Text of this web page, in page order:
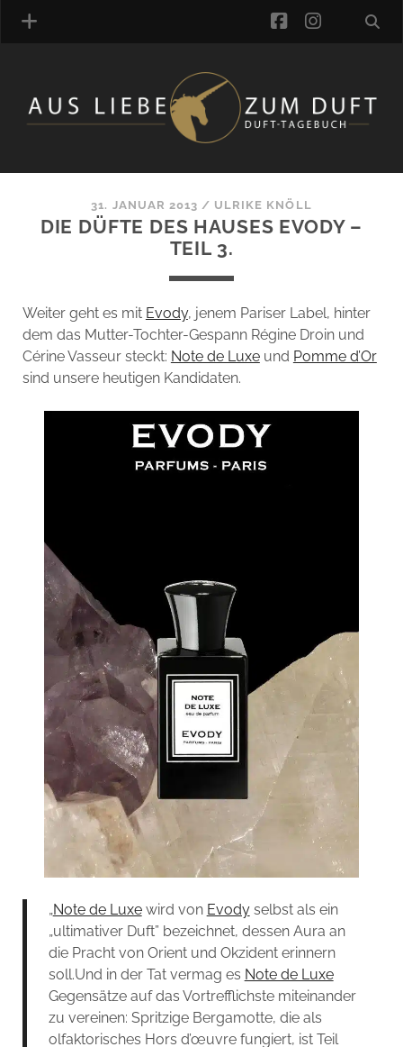
MANUFAKTUREN
DUFTNOTEN
LINK-SAMMLUNG
ARTIKEL-ARCHIV
ONLINE-SHOP
facebook
31. JANUAR 2013 / ULRIKE KNÖLL
DIE DÜFTE DES HAUSES EVODY –
TEIL 3.
Weiter geht es mit Evody, jenem Pariser Label, hinter
dem das Mutter-Tochter-Gespann Régine Droin und
Cérine Vasseur steckt: Note de Luxeund Pomme d’Or
sind unsere heutigen Kandidaten.
„Note de Luxewird von Evodyselbst als ein
„ultimativer Duft” bezeichnet, dessen Aura an
die Pracht von Orient und Okzident erinnern
soll.Und in der Tat vermag es Note de Luxe
Gegensätze auf das Vortrefflichste miteinander
zu vereinen: Spritzige Bergamotte, die als
olfaktorisches Hors d’œuvre fungiert, ist Teil